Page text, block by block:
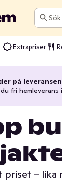
Sök
Extrapriser
på
fri hemleverans
priset – lika